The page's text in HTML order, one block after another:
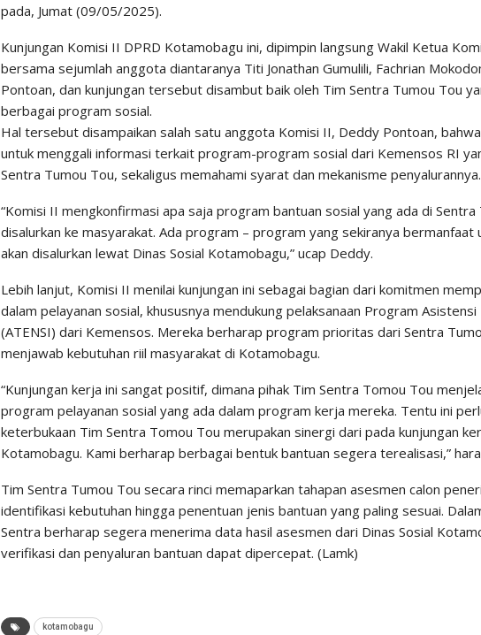
pada, Jumat (09/05/2025).
Kunjungan Komisi II DPRD Kotamobagu ini, dipimpin langsung Wakil Ketua
bersama sejumlah anggota diantaranya Titi Jonathan Gumulili, Fachrian
Pontoan, dan kunjungan tersebut disambut baik oleh Tim Sentra Tumou Tou
berbagai program sosial.
Hal tersebut disampaikan salah satu anggota Komisi II, Deddy Pontoan,
untuk menggali informasi terkait program-program sosial dari Kemensos RI
Sentra Tumou Tou, sekaligus memahami syarat dan mekanisme penyalurannya.
“Komisi II mengkonfirmasi apa saja program bantuan sosial yang ada di Sentra
disalurkan ke masyarakat. Ada program – program yang sekiranya bermanfaat
akan disalurkan lewat Dinas Sosial Kotamobagu,” ucap Deddy.
Lebih lanjut, Komisi II menilai kunjungan ini sebagai bagian dari komitmen
dalam pelayanan sosial, khususnya mendukung pelaksanaan Program Asistensi
(ATENSI) dari Kemensos. Mereka berharap program prioritas dari Sentra
menjawab kebutuhan riil masyarakat di Kotamobagu.
“Kunjungan kerja ini sangat positif, dimana pihak Tim Sentra Tomou Tou
program pelayanan sosial yang ada dalam program kerja mereka. Tentu ini
keterbukaan Tim Sentra Tomou Tou merupakan sinergi dari pada kunjungan
Kotamobagu. Kami berharap berbagai bentuk bantuan segera terealisasi,”
Tim Sentra Tumou Tou secara rinci memaparkan tahapan asesmen calon
identifikasi kebutuhan hingga penentuan jenis bantuan yang paling sesuai.
Sentra berharap segera menerima data hasil asesmen dari Dinas Sosial
verifikasi dan penyaluran bantuan dapat dipercepat. (Lamk)
kotamobagu